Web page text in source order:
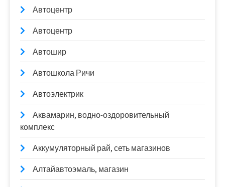
Автоцентр
Автоцентр
Автошир
Автошкола Ричи
Автоэлектрик
Аквамарин, водно-оздоровительный
комплекс
Аккумуляторный рай, сеть магазинов
Алтайавтоэмаль, магазин